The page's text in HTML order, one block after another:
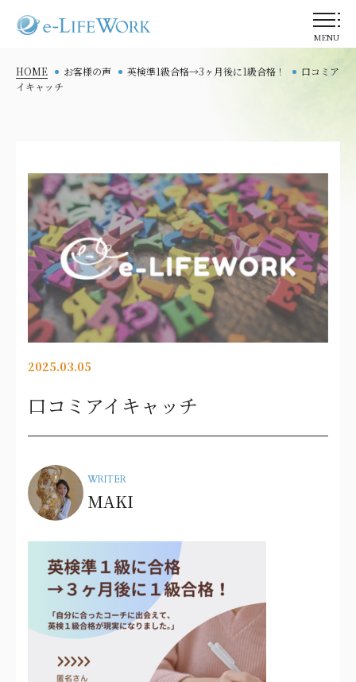
MENU
HOME お客様の声 英検準1級合格→3ヶ月後に1級合格！
口コミア
イキャッチ
2025.03.05
口コミアイキャッチ
WRITER
MAKI